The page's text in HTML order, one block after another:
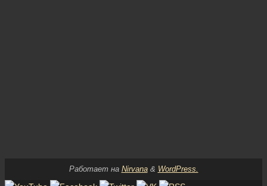
Работает на Nirvana& WordPress.